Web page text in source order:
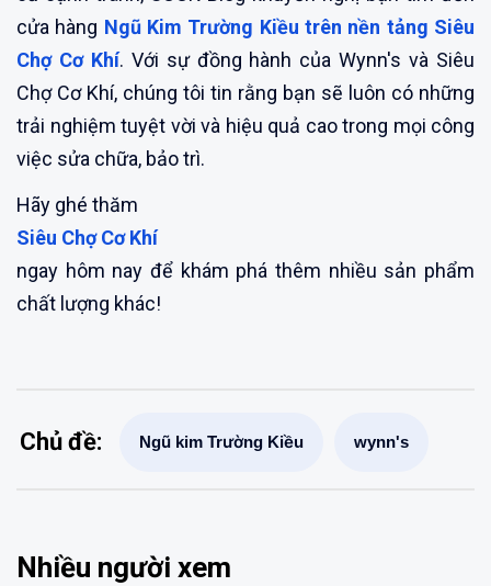
cửa hàng Ngũ Kim Trường Kiều trên nền tảng Siêu
Chợ Cơ Khí. Với sự đồng hành của Wynn's và Siêu
Chợ Cơ Khí, chúng tôi tin rằng bạn sẽ luôn có những
trải nghiệm tuyệt vời và hiệu quả cao trong mọi công
việc sửa chữa, bảo trì.
Hãy ghé thăm
Siêu Chợ Cơ Khí
ngay hôm nay để khám phá thêm nhiều sản phẩm
chất lượng khác!
Chủ đề: Ngũ kim Trường Kiều wynn's
Nhiều người xem